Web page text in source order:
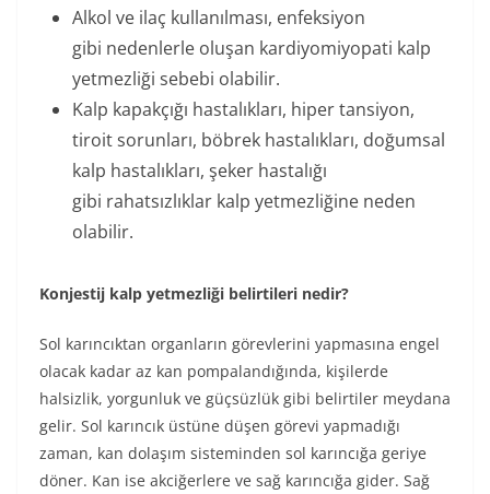
Alkol ve ilaç kullanılması, enfeksiyon
gibi nedenlerle oluşan kardiyomiyopati kalp
yetmezliği sebebi olabilir.
Kalp kapakçığı hastalıkları, hiper tansiyon,
tiroit sorunları, böbrek hastalıkları, doğumsal
kalp hastalıkları, şeker hastalığı
gibi rahatsızlıklar kalp yetmezliğine neden
olabilir.
Konjestij kalp yetmezliği belirtileri nedir?
Sol karıncıktan organların görevlerini yapmasına engel
olacak kadar az kan pompalandığında, kişilerde
halsizlik, yorgunluk ve güçsüzlük gibi belirtiler meydana
gelir. Sol karıncık üstüne düşen görevi yapmadığı
zaman, kan dolaşım sisteminden sol karıncığa geriye
döner. Kan ise akciğerlere ve sağ karıncığa gider. Sağ